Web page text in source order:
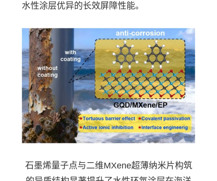
水性涂层优异的长效屏障性能。
石墨烯量子点与二维MXene超薄纳米片构筑